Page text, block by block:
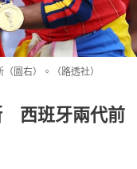
圖右）。（路透社）
西班牙兩代前